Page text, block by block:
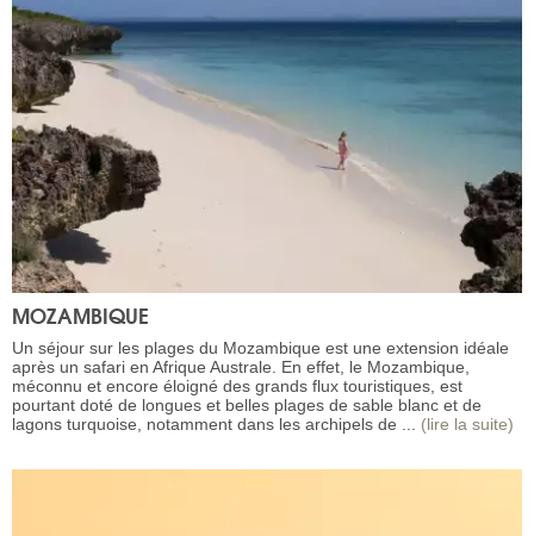
MOZAMBIQUE
Un séjour sur les plages du Mozambique est une extension idéale
après un safari en Afrique Australe. En effet, le Mozambique,
méconnu et encore éloigné des grands flux touristiques, est
pourtant doté de longues et belles plages de sable blanc et de
lagons turquoise, notamment dans les archipels de ... (lire la suite)